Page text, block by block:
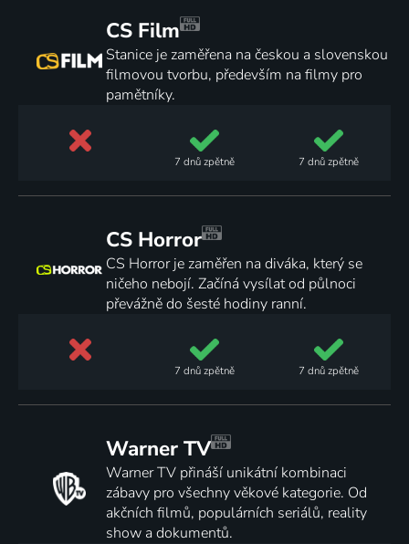
CS Film
Stanice je zaměřena na českou a slovenskou
filmovou tvorbu, především na filmy pro
pamětníky.
7 dnůzpětně 7 dnůzpětně
CS Horror
CS Horror je zaměřen na diváka, který se
ničeho nebojí. Začíná vysílat od půlnoci
převážně do šesté hodiny ranní.
7 dnůzpětně 7 dnůzpětně
Warner TV
Warner TV přináší unikátní kombinaci
zábavy pro všechny věkové kategorie. Od
akčních filmů, populárních seriálů, reality
show a dokumentů.